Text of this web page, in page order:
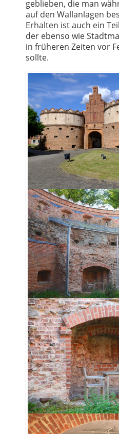
geblieben, die man
auf den Wallanlagen
Erhalten ist auch ein
der ebenso wie
in früheren Zeiten vor
sollte.